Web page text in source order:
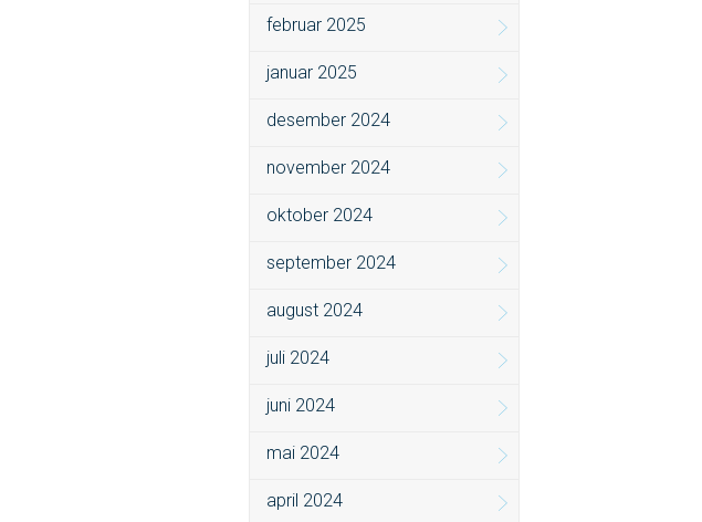
februar 2025
januar 2025
desember 2024
november 2024
oktober 2024
september 2024
august 2024
juli 2024
juni 2024
mai 2024
april 2024